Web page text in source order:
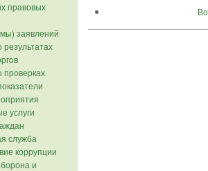
правовых
заявлений
услуги
служба
коррупции
и